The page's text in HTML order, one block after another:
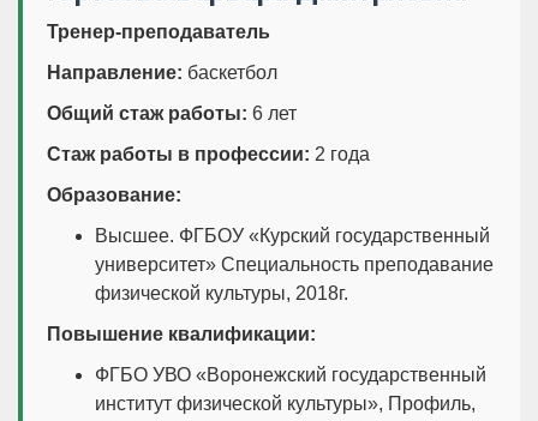
Тренер-преподаватель
Направление: баскетбол
Общий стаж работы: 6 лет
Стаж работы в профессии: 2 года
Образование:
Высшее. ФГБОУ «Курский государственный
университет» Специальность преподавание
физической культуры, 2018г.
Повышение квалификации:
ФГБО УВО «Воронежский государственный
институт физической культуры», Профиль,